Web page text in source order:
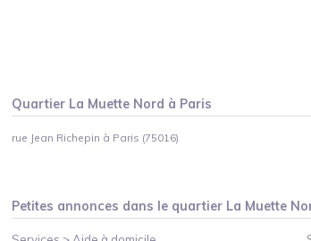
Quartier La Muette Nord à Paris
rue Jean Richepin à Paris (75016)
Petites annonces dans le quartier La Muette